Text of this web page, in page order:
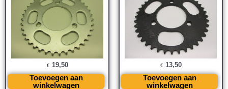
€ 19,50
Toevoegen aan
winkelwagen
€ 13,50
Toevoegen aan
winkelwagen